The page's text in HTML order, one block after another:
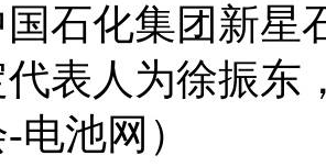
石化集团新星
表人为徐振东
池网）